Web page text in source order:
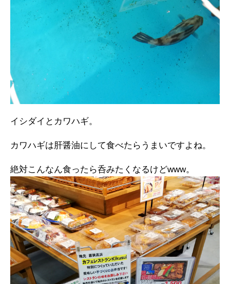
イシダイとカワハギ。
カワハギは肝醤油にして食べたらうまいですよね。
絶対こんなん食ったら呑みたくなるけどwww。